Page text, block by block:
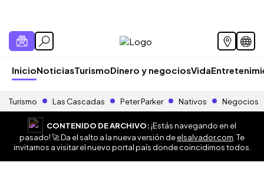
InicioNoticiasTurismoDinero y negociosVida
Turismo Las Cascadas Peter Parker Nativos Negocios
CONTENIDO DE ARCHIVO:¡Estás navegando en el
pasado! 🚀 Da el salto a la nueva versión deelsalvador.com . Te
invitamos a visitar el nuevo portal país donde coincidimos todos.